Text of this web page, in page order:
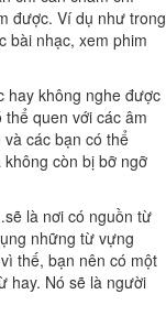
được. Ví dụ như trong
bài nhạc, xem phim
hay không nghe được
quen với các âm
các bạn có thể
còn bị bỡ ngỡ
là nơi có nguồn từ
những từ vựng
thế, bạn nên có một
hay. Nó sẽ là người